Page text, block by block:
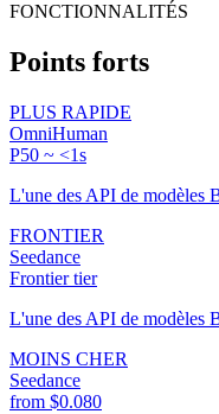
FONCTIONNALITÉS
Points forts
PLUS RAPIDE
OmniHuman
P50 ~ <1s
L'une des API de modèles
FRONTIER
Seedance
Frontier tier
L'une des API de modèles
MOINS CHER
Seedance
from $0.080